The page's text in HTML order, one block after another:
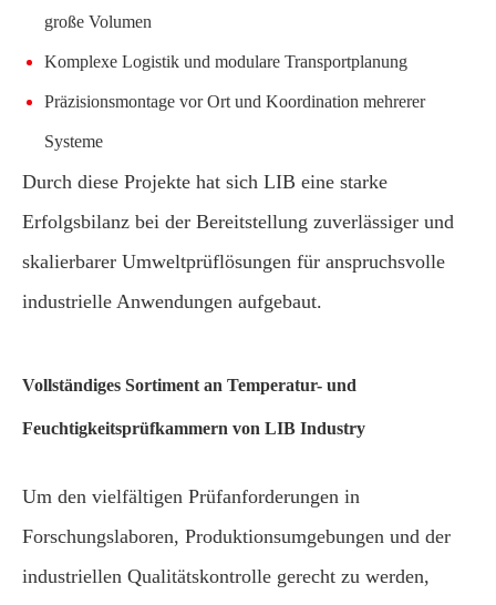
große Volumen
Komplexe Logistik und modulare Transportplanung
Präzisionsmontage vor Ort und Koordination mehrerer
Systeme
Durch diese Projekte hat sich LIB eine starke
Erfolgsbilanz bei der Bereitstellung zuverlässiger und
skalierbarer Umweltprüflösungen für anspruchsvolle
industrielle Anwendungen aufgebaut.
Vollständiges Sortiment an Temperatur- und
Feuchtigkeitsprüfkammern von LIB Industry
Um den vielfältigen Prüfanforderungen in
Forschungslaboren, Produktionsumgebungen und der
industriellen Qualitätskontrolle gerecht zu werden,